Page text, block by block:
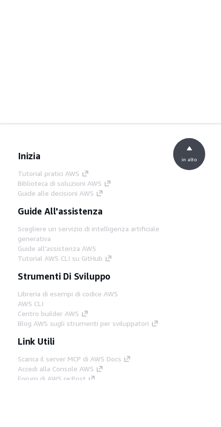
Inizia
Tutorial pratici AWS
Biblioteca di soluzioni AWS
Guide alle decisioni AWS
Guide All'assistenza
Scegliere un servizio di intelligenza artificiale
generativa
Guide all'assistenza AWS
Tutorial AWS CLI su GitHub
Strumenti Di Sviluppo
Libreria di esempi di codice AWS
AWS CLI
Centro builder AWS
Blog AWS sugli strumenti per sviluppatori
Link Utili
Scarica il server MCP di AWS Docs
Accedi alla Console AWS
Forum di AWS re:Post
in alto